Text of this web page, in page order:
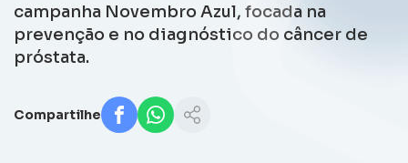
campanha Novembro Azul, focada na
prevenção e no diagnóstico do câncer de
próstata.
Compartilhe